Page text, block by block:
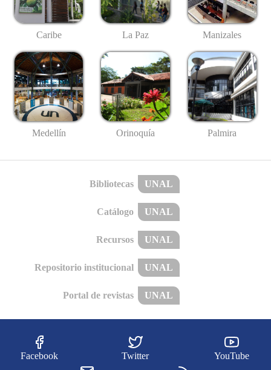
Caribe La Paz Manizales
Medellín Orinoquía Palmira
Bibliotecas UNAL
Catálogo UNAL
Recursos UNAL
Repositorio institucional UNAL
Portal de revistas UNAL
Facebook Twitter YouTube